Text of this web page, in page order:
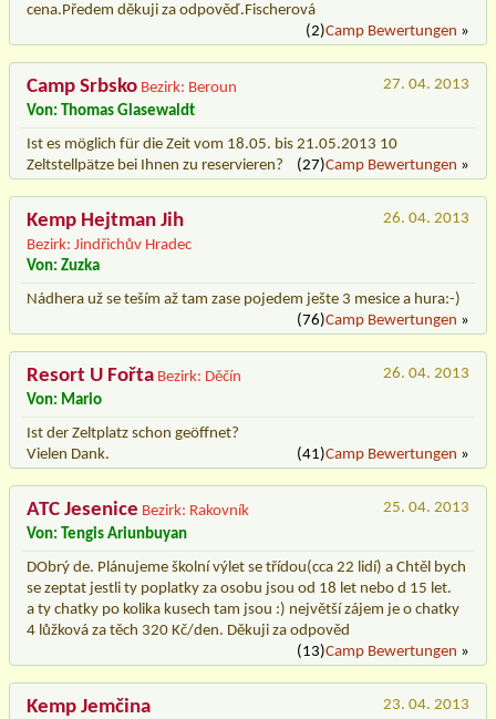
cena.Předem děkuji za odpověď.Fischerová
(2)Camp Bewertungen »
Camp Srbsko Bezirk: Beroun
27. 04. 2013
Von: Thomas Glasewaldt
Ist es möglich für die Zeit vom 18.05. bis 21.05.2013 10
Zeltstellpätze bei Ihnen zu reservieren?
(27)Camp Bewertungen »
Kemp Hejtman Jih
Bezirk: Jindřichův Hradec
26. 04. 2013
Von: Zuzka
Nádhera už se teším až tam zase pojedem ješte 3 mesice a hura:-)
(76)Camp Bewertungen »
Resort U Fořta Bezirk: Děčín
26. 04. 2013
Von: Mario
Ist der Zeltplatz schon geöffnet?
Vielen Dank.
(41)Camp Bewertungen »
ATC Jesenice Bezirk: Rakovník
25. 04. 2013
Von: Tengis Ariunbuyan
DObrý de. Plánujeme školní výlet se třídou(cca 22 lidí) a Chtěl bych
se zeptat jestli ty poplatky za osobu jsou od 18 let nebo d 15 let.
a ty chatky po kolika kusech tam jsou :) největší zájem je o chatky
4 lůžková za těch 320 Kč/den. Děkuji za odpověd
(13)Camp Bewertungen »
Kemp Jemčina 23. 04. 2013